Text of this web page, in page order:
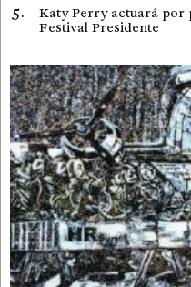
Katy Perry actuará por
Festival Presidente